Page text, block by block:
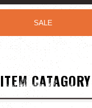
SALE
ITEM CATAGORY